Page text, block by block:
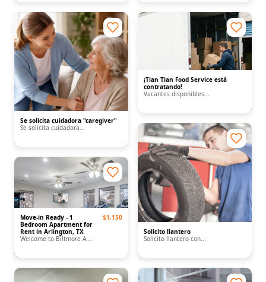
Se solicita cuidadora "caregiver"
Se solicita cuidadora...
¡Tian Tian Food Service está
contratando!
Vacantes disponibles...
Move-in Ready - 1
Bedroom Apartment for
Rent in Arlington, TX
Welcome to Biltmore A...
$1,150
Solicito llantero
Solicito llantero con...